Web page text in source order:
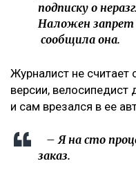
подписку о
Наложен запрет
сообщила она.
Журналист не считает
версии, велосипедист
и сам врезался в ее
– Я на сто
заказ.